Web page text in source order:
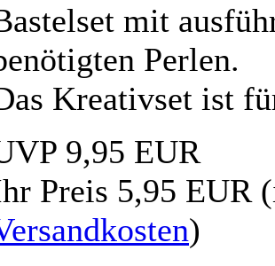
mit
Perlen.
Kreativset ist
9,95 EUR
Preis 5,95 EUR
)